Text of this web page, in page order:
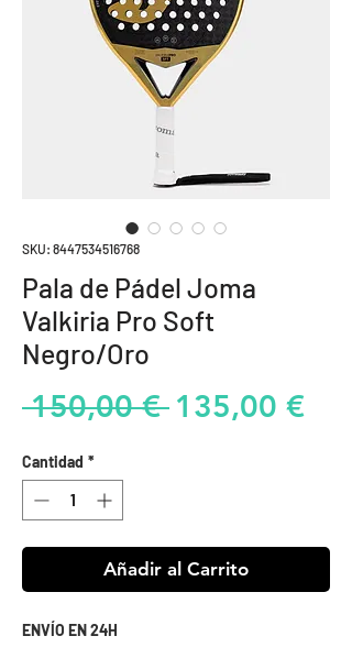
SKU: 8447534516768
Pala de Pádel Joma
Valkiria Pro Soft
Negro/Oro
150,00 € Precio
135,00 €
Cantidad *
Añadir al Carrito
ENVÍO EN 24H